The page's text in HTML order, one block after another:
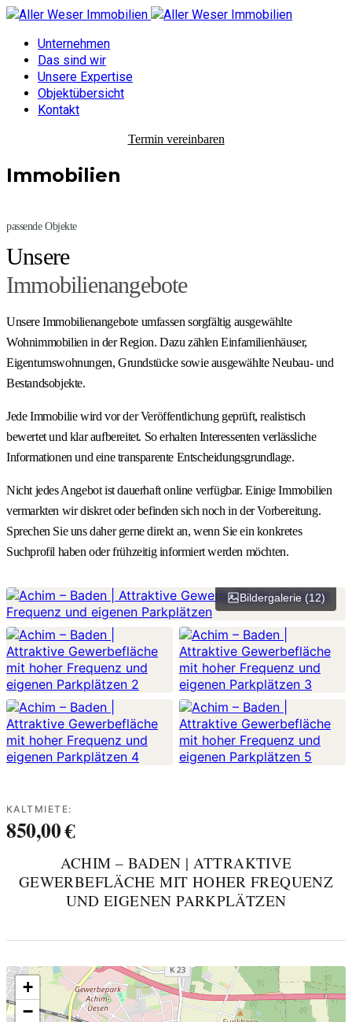
Unternehmen
Das sind wir
Unsere Expertise
Objektübersicht
Kontakt
Termin vereinbaren
Immobilien
passende Objekte
Unsere
Immobilienangebote
Unsere Immobilienangebote umfassen sorgfältig ausgewählte
Wohnimmobilien in der Region. Dazu zählen Einfamilienhäuser,
Eigentumswohnungen, Grundstücke sowie ausgewählte Neubau- und
Bestandsobjekte.
Jede Immobilie wird vor der Veröffentlichung geprüft, realistisch
bewertet und klar aufbereitet. So erhalten Interessenten verlässliche
Informationen und eine transparente Entscheidungsgrundlage.
Nicht jedes Angebot ist dauerhaft online verfügbar. Einige Immobilien
vermarkten wir diskret oder befinden sich noch in der Vorbereitung.
Sprechen Sie uns daher gerne direkt an, wenn Sie ein konkretes
Suchprofil haben oder frühzeitig informiert werden möchten.
Bildergalerie (12)
KALTMIETE:
850,00 €
ACHIM – BADEN | ATTRAKTIVE
GEWERBEFLÄCHE MIT HOHER FREQUENZ
UND EIGENEN PARKPLÄTZEN
+
−